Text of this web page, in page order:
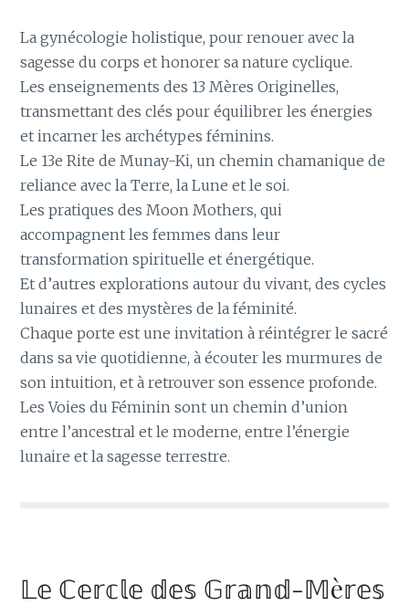
La gynécologie holistique, pour renouer avec la
sagesse du corps et honorer sa nature cyclique.
Les enseignements des 13 Mères Originelles,
transmettant des clés pour équilibrer les énergies
et incarner les archétypes féminins.
Le 13e Rite de Munay-Ki, un chemin chamanique de
reliance avec la Terre, la Lune et le soi.
Les pratiques des Moon Mothers, qui
accompagnent les femmes dans leur
transformation spirituelle et énergétique.
Et d’autres explorations autour du vivant, des cycles
lunaires et des mystères de la féminité.
Chaque porte est une invitation à réintégrer le sacré
dans sa vie quotidienne, à écouter les murmures de
son intuition, et à retrouver son essence profonde.
Les Voies du Féminin sont un chemin d’union
entre l’ancestral et le moderne, entre l’énergie
lunaire et la sagesse terrestre.
𝕃𝕖 ℂ𝕖𝕣𝕔𝕝𝕖 𝕕𝕖𝕤 𝔾𝕣𝕒𝕟𝕕-𝕄è𝕣𝕖𝕤